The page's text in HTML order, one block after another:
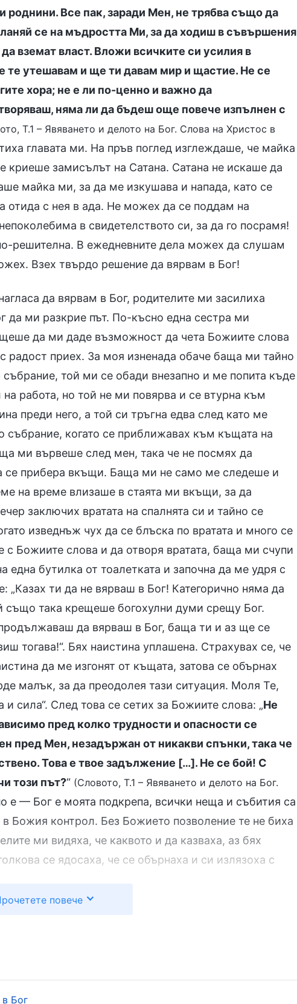
Все пак, заради Мен, не трябва също да
се на мъдростта Ми, за да ходиш в съвършения
вземат власт. Вложи всичките си усилия в
те утешавам и ще ти давам мир и щастие. Не се
хора; не е ли по-ценно и важно да
няма ли да бъдеш още повече изпълнен с
Т.1 – Явяването и делото на Бог. Слова на Христос в
главата ми. На пръв поглед изглеждаше, че майка
криеше замисълът на Сатана. Сатана не искаше да
майка ми, за да ме изкушава и напада, като се
отида с нея в ада. Не можех да се поддам на
в свидетелството си, за да го посрамя!
решителна. В ежедневните дела можех да слушам
Взех твърдо решение да вярвам в Бог!
да вярвам в Бог, родителите ми засилиха
да ми разкрие път. По-късно една сестра ми
да ми даде възможност да чета Божиите слова
радост приех. За моя изненада обаче баща ми тайно
той ми се обади внезапно и ме попита къде
работа, но той не ми повярва и се втурна към
преди него, а той си тръгна едва след като ме
събрание, когато се приближавах към къщата на
ми вървеше след мен, така че не посмях да
се прибера вкъщи. Баща ми не само ме следеше и
на време влизаше в стаята ми вкъщи, за да
заключих вратата на спалнята си и тайно се
изведнъж чух да се блъска по вратата и много се
с Божиите слова и да отворя вратата, баща ми счупи
една бутилка от тоалетката и започна да ме удря с
ти да не вярваш в Бог! Категорично няма да
също така крещеше богохулни думи срещу Бог.
да вярваш в Бог, баща ти и аз ще се
тогава!“. Бях наистина уплашена. Страхувах се, че
да ме изгонят от къщата, затова се обърнах
малък, за да преодолея тази ситуация. Моля Те,
сила“. След това се сетих за Божиите слова: „Не
пред колко трудности и опасности се
пред Мен, незадържан от никакви спънки, така че
Това е твое задължение […]. Не се бой! С
този път?“ (Словото, Т.1 – Явяването и делото на Бог.
е — Бог е моята подкрепа, всички неща и събития са
Божия контрол. Без Божието позволение те не биха
ми видяха, че каквото и да казваха, аз бях
се ядосаха, че се обърнаха и си излязоха с
се отнасяха с мен като със свой враг. Баща
повече
Бог